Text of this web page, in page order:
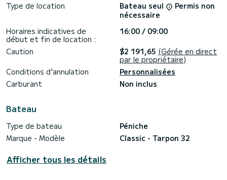
Type de location Bateau seul
Permis non
nécessaire
Horaires indicatives de
début et fin de location :
16:00 / 09:00
Caution
$2 191,65 (Gérée en direct
par le propriétaire)
Conditions d'annulation
Personnalisées
Carburant
Non inclus
Bateau
Type de bateau
Péniche
Marque - Modèle
Classic - Tarpon 32
Afficher tous les détails